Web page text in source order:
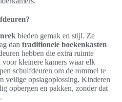
bieden gemak en stijl. Ze
dan traditionele boekenkasten
hebben die extra ruimte
kleinere kamers waar elk
schuifdeuren om de rommel te
veilige opslagoplossing. Kinderen
opbergen en pakken, zonder dat